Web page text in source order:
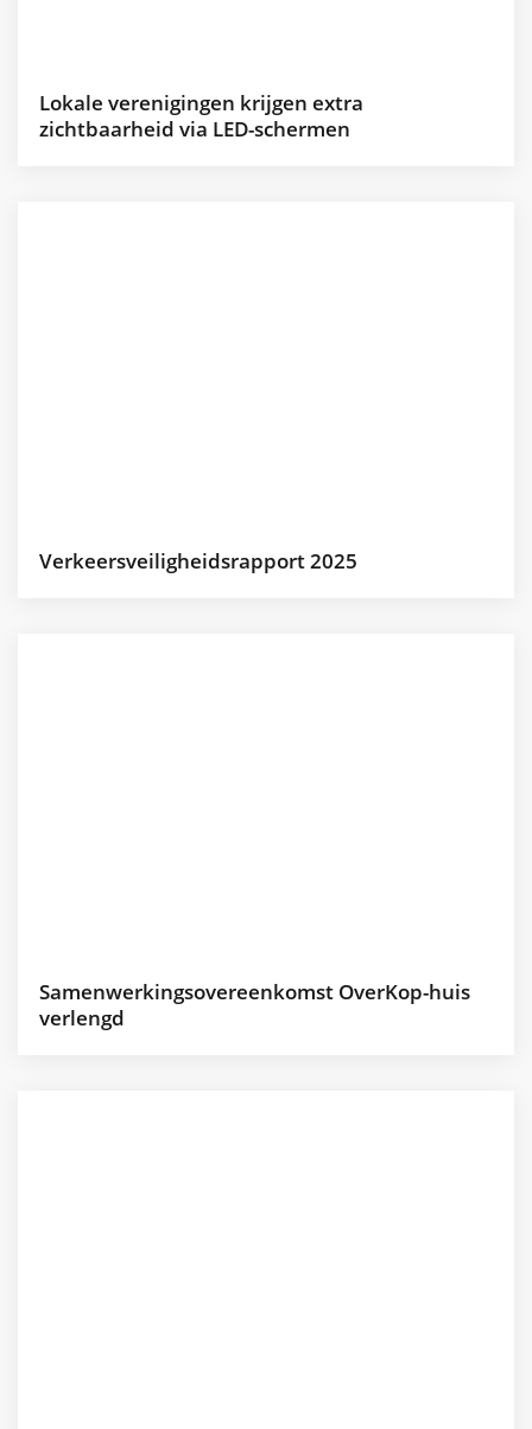
Lokale verenigingen krijgen extra
zichtbaarheid via LED-schermen
Verkeersveiligheidsrapport 2025
Samenwerkingsovereenkomst OverKop-huis
verlengd